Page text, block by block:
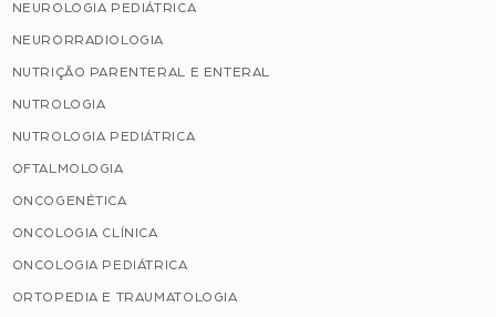
NEUROLOGIA PEDIÁTRICA
NEURORRADIOLOGIA
NUTRIÇÃO PARENTERAL E ENTERAL
NUTROLOGIA
NUTROLOGIA PEDIÁTRICA
OFTALMOLOGIA
ONCOGENÉTICA
ONCOLOGIA CLÍNICA
ONCOLOGIA PEDIÁTRICA
ORTOPEDIA E TRAUMATOLOGIA